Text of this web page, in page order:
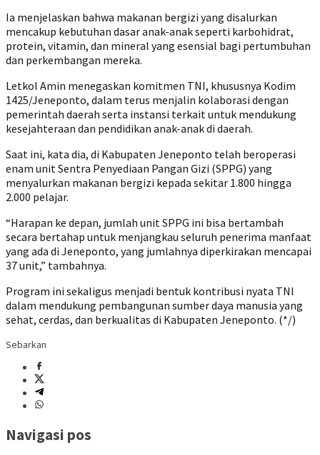
Ia menjelaskan bahwa makanan bergizi yang disalurkan
mencakup kebutuhan dasar anak-anak seperti karbohidrat,
protein, vitamin, dan mineral yang esensial bagi pertumbuhan
dan perkembangan mereka.
Letkol Amin menegaskan komitmen TNI, khususnya Kodim
1425/Jeneponto, dalam terus menjalin kolaborasi dengan
pemerintah daerah serta instansi terkait untuk mendukung
kesejahteraan dan pendidikan anak-anak di daerah.
Saat ini, kata dia, di Kabupaten Jeneponto telah beroperasi
enam unit Sentra Penyediaan Pangan Gizi (SPPG) yang
menyalurkan makanan bergizi kepada sekitar 1.800 hingga
2.000 pelajar.
“Harapan ke depan, jumlah unit SPPG ini bisa bertambah
secara bertahap untuk menjangkau seluruh penerima manfaat
yang ada di Jeneponto, yang jumlahnya diperkirakan mencapai
37 unit,” tambahnya.
Program ini sekaligus menjadi bentuk kontribusi nyata TNI
dalam mendukung pembangunan sumber daya manusia yang
sehat, cerdas, dan berkualitas di Kabupaten Jeneponto. (*/)
Sebarkan
Navigasi pos